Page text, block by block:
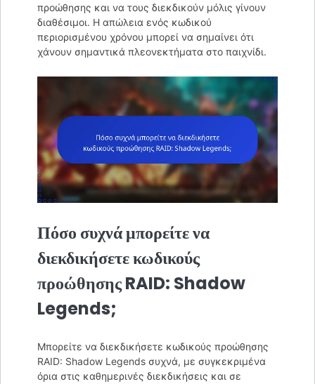
προώθησης και να τους διεκδικούν μόλις γίνουν
διαθέσιμοι. Η απώλεια ενός κωδικού
περιορισμένου χρόνου μπορεί να σημαίνει ότι
χάνουν σημαντικά πλεονεκτήματα στο παιχνίδι.
Πόσο συχνά μπορείτε να
διεκδικήσετε κωδικούς
προώθησης RAID: Shadow
Legends;
Μπορείτε να διεκδικήσετε κωδικούς προώθησης
RAID: Shadow Legends συχνά, με συγκεκριμένα
όρια στις καθημερινές διεκδικήσεις και σε